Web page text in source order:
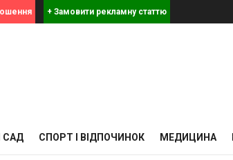
+ Замовити рекламну статтю
САД СПОРТ І ВІДПОЧИНОК МЕДИЦИНА